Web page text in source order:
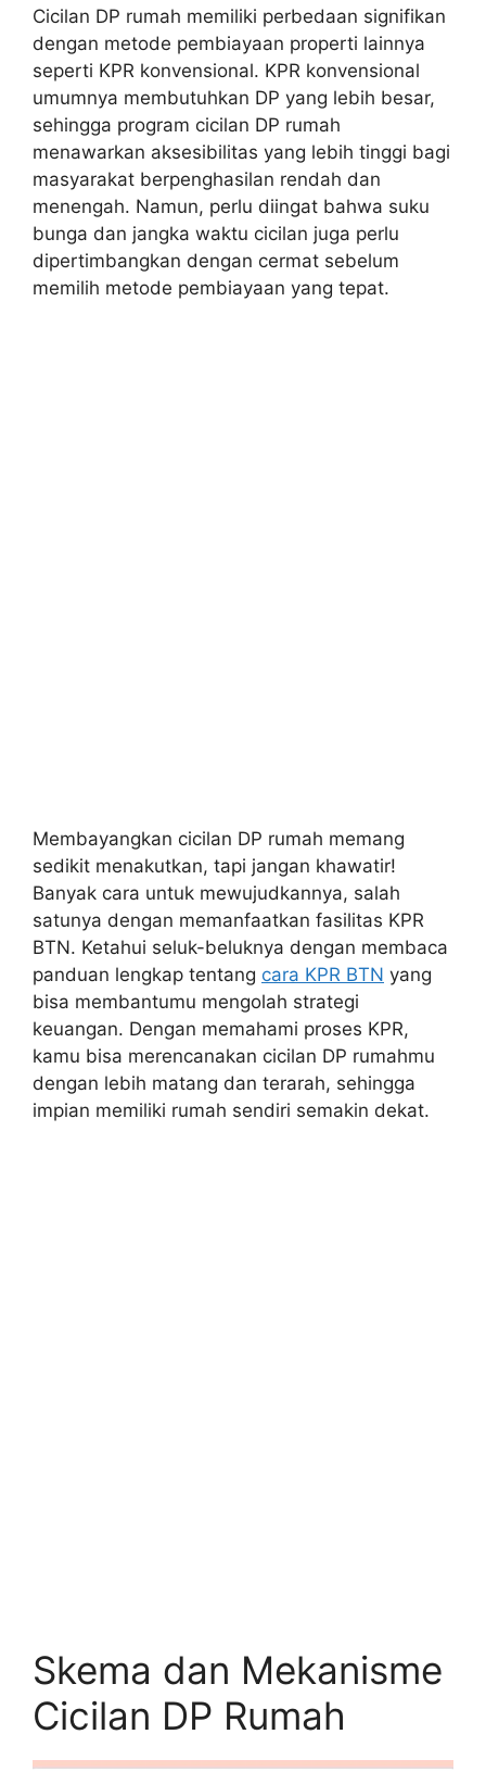
Cicilan DP rumah memiliki perbedaan signifikan
dengan metode pembiayaan properti lainnya
seperti KPR konvensional. KPR konvensional
umumnya membutuhkan DP yang lebih besar,
sehingga program cicilan DP rumah
menawarkan aksesibilitas yang lebih tinggi bagi
masyarakat berpenghasilan rendah dan
menengah. Namun, perlu diingat bahwa suku
bunga dan jangka waktu cicilan juga perlu
dipertimbangkan dengan cermat sebelum
memilih metode pembiayaan yang tepat.
Membayangkan cicilan DP rumah memang
sedikit menakutkan, tapi jangan khawatir!
Banyak cara untuk mewujudkannya, salah
satunya dengan memanfaatkan fasilitas KPR
BTN. Ketahui seluk-beluknya dengan membaca
panduan lengkap tentang cara KPR BTN yang
bisa membantumu mengolah strategi
keuangan. Dengan memahami proses KPR,
kamu bisa merencanakan cicilan DP rumahmu
dengan lebih matang dan terarah, sehingga
impian memiliki rumah sendiri semakin dekat.
Skema dan Mekanisme
Cicilan DP Rumah